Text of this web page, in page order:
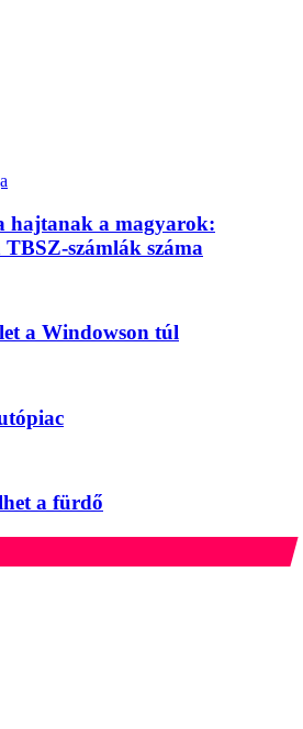
hajtanak a magyarok:
számlák száma
a Windowson túl
a fürdő